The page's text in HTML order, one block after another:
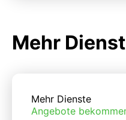
Mehr
Mehr Dienste
Angebote